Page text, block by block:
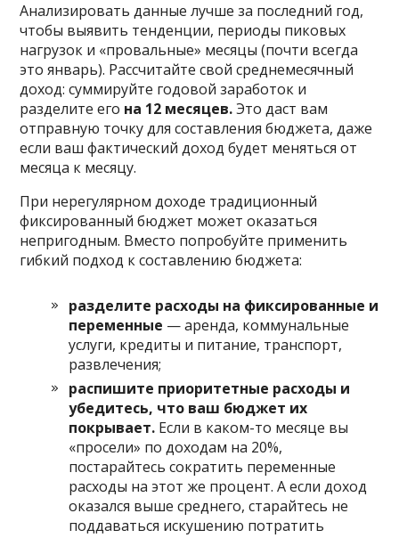
Анализировать данные лучше за последний год,
чтобы выявить тенденции, периоды пиковых
нагрузок и «провальные» месяцы (почти всегда
это январь). Рассчитайте свой среднемесячный
доход: суммируйте годовой заработок и
разделите его на 12 месяцев.Это даст вам
отправную точку для составления бюджета, даже
если ваш фактический доход будет меняться от
месяца к месяцу.
При нерегулярном доходе традиционный
фиксированный бюджет может оказаться
непригодным. Вместо попробуйте применить
гибкий подход к составлению бюджета:
разделите расходы на фиксированные и
переменные — аренда, коммунальные
услуги, кредиты и питание, транспорт,
развлечения;
распишите приоритетные расходы и
убедитесь, что ваш бюджет их
покрывает. Если в каком-то месяце вы
«просели» по доходам на 20%,
постарайтесь сократить переменные
расходы на этот же процент. А если доход
оказался выше среднего, старайтесь не
поддаваться искушению потратить